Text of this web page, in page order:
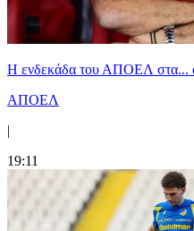
Η ενδεκάδα του ΑΠΟΕΛ στα...
ΑΠΟΕΛ
|
19:11